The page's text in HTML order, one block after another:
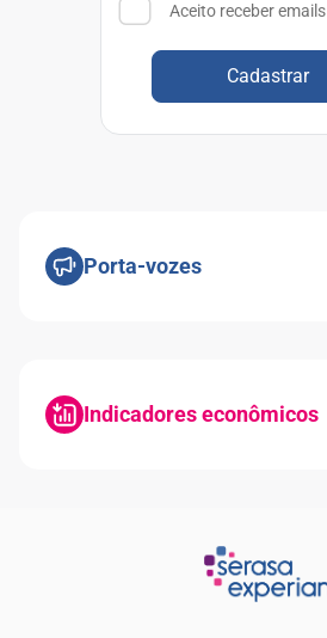
Aceito receber emails
Cadastrar
Porta-vozes
Indicadores econômicos